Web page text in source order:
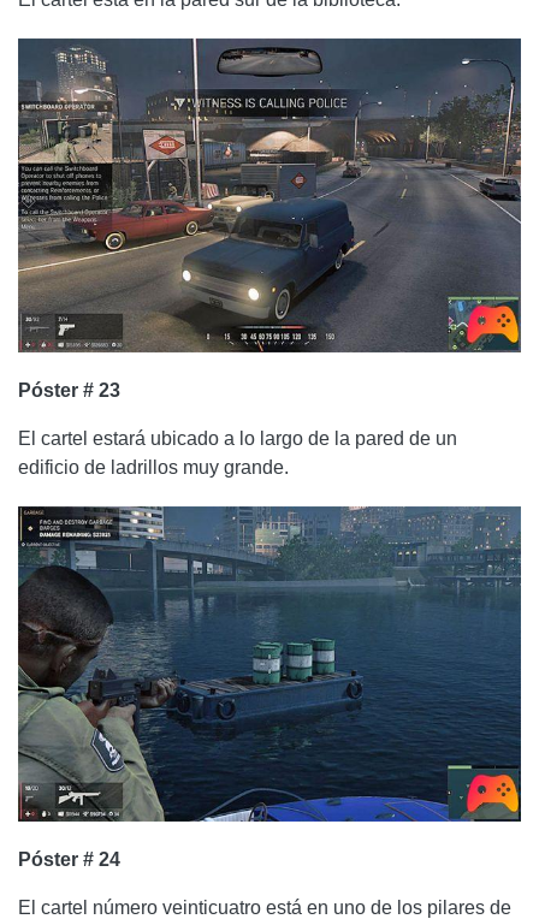
Póster # 23
El cartel estará ubicado a lo largo de la pared de un
edificio de ladrillos muy grande.
Póster # 24
El cartel número veinticuatro está en uno de los pilares de